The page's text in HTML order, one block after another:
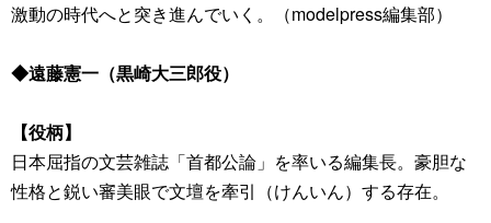
激動の時代へと突き進んでいく。（modelpress編集部）
◆遠藤憲一（黒崎大三郎役）
【役柄】
日本屈指の文芸雑誌「首都公論」を率いる編集長。豪胆な
性格と鋭い審美眼で文壇を牽引（けんいん）する存在。